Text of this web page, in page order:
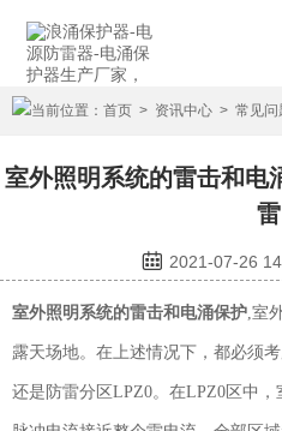
当前位置： 首页 > 资讯中心 > 常见问
室外照明系统的雷击和电
雷
2021-07-26
室外照明系统的雷击和电涌保护 ,室
露天场地。在上述情况下，都必须
还是防雷分区LPZ0。在LPZ0区中